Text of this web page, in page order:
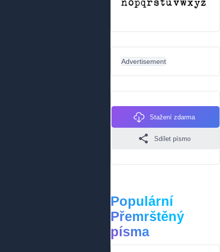
Advertisement
Stažení zdarma
Sdílet písmo
Populární
Přemrštěný
písma